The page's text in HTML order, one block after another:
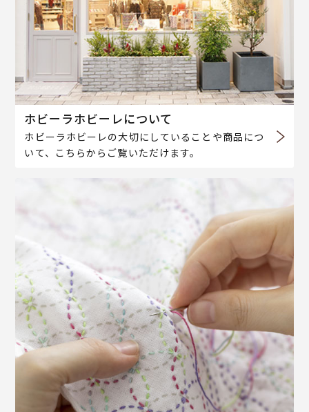
ホビーラホビーレについて
ホビーラホビーレの大切にしていることや商品につ
いて、こちらからご覧いただけます。